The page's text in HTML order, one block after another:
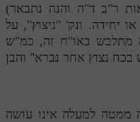
ר"ב ד"ה והנה נתבאר)
יחידה. ונק' "ניצוץ", על
מתלבש באו"ח זה, כמ"ש
בכח נצוץ אחר נברא" והבן
ממטה למעלה אינו עושה